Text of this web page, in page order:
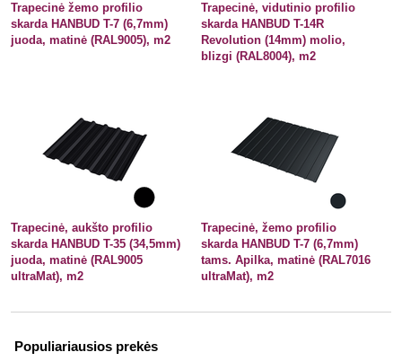
Trapecinė žemo profilio
skarda HANBUD T-7 (6,7mm)
juoda, matinė (RAL9005), m2
Trapecinė, vidutinio profilio
skarda HANBUD T-14R
Revolution (14mm) molio,
blizgi (RAL8004), m2
Trapecinė, aukšto profilio
skarda HANBUD T-35 (34,5mm)
juoda, matinė (RAL9005
ultraMat), m2
Trapecinė, žemo profilio
skarda HANBUD T-7 (6,7mm)
tams. Apilka, matinė (RAL7016
ultraMat), m2
Populiariausios prekės